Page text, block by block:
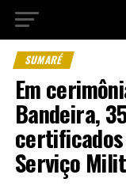
SUMARÉ
Em
Bandeira,
Serviço